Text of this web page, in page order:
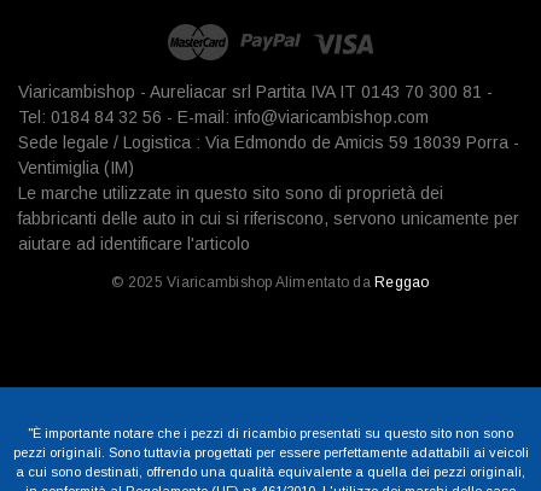
Viaricambishop - Aureliacar srl Partita IVA IT 0143 70 300 81 -
Tel: 0184 84 32 56 - E-mail: info@viaricambishop.com
Sede legale / Logistica : Via Edmondo de Amicis 59 18039 Porra -
Ventimiglia (IM)
Le marche utilizzate in questo sito sono di proprietà dei
fabbricanti delle auto in cui si riferiscono, servono unicamente per
aiutare ad identificare l'articolo
© 2025 Viaricambishop Alimentato da Reggao
"È importante notare che i pezzi di ricambio presentati su questo sito non sono
pezzi originali. Sono tuttavia progettati per essere perfettamente adattabili ai veicoli
a cui sono destinati, offrendo una qualità equivalente a quella dei pezzi originali,